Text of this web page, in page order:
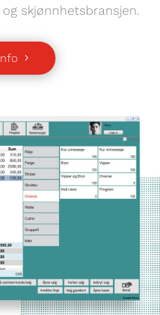
skjønnhetsbransjen.